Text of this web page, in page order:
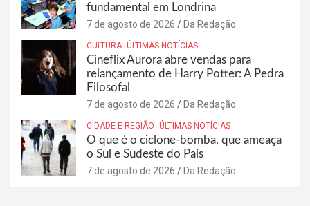
fundamental em Londrina
7 de agosto de 2026 Da Redação
CULTURA ÚLTIMAS NOTÍCIAS
Cineflix Aurora abre vendas para
relançamento de Harry Potter: A Pedra
Filosofal
7 de agosto de 2026 Da Redação
CIDADE E REGIÃO ÚLTIMAS NOTÍCIAS
O que é o ciclone-bomba, que ameaça
o Sul e Sudeste do País
7 de agosto de 2026 Da Redação